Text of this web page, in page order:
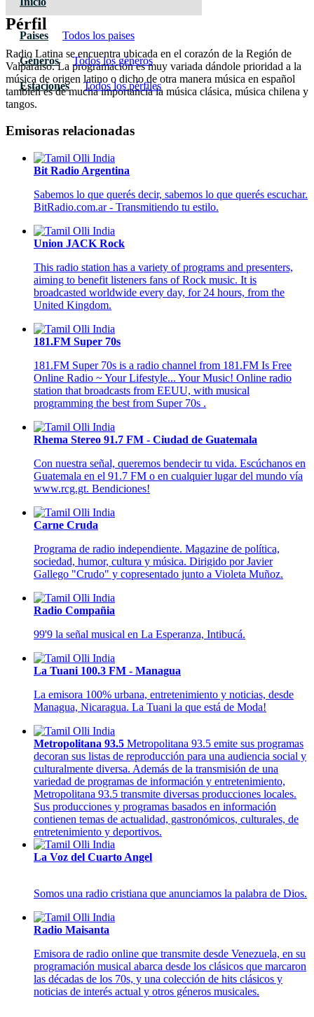
Paises Todos los paises
Géneros Todos los géneros
Estaciones Todos los pérfiles
Pérfil
Radio Latina se encuentra ubicada en el corazón de la Región de
Valparaíso. La programación es muy variada dándole prioridad a la
música de origen latino o dicho de otra manera música en español
también es de mucha importancia la música clásica, música chilena y
tangos.
Emisoras relacionadas
Bit Radio Argentina
Sabemos lo que querés decir, sabemos lo que querés escuchar.
BitRadio.com.ar - Transmitiendo tu estilo.
Union JACK Rock
This radio station has a variety of programs and presenters,
aiming to benefit listeners fans of Rock music. It is
broadcasted worldwide every day, for 24 hours, from the
United Kingdom.
181.FM Super 70s
181.FM Super 70s is a radio channel from 181.FM Is Free
Online Radio ~ Your Lifestyle... Your Music! Online radio
station that broadcasts from EEUU, with musical
programming the best from Super 70s .
Rhema Stereo 91.7 FM - Ciudad de Guatemala
Con nuestra señal, queremos bendecir tu vida. Escúchanos en
Guatemala en el 91.7 FM o en cualquier lugar del mundo vía
www.rcg.gt. Bendiciones!
Carne Cruda
Programa de radio independiente. Magazine de política,
sociedad, humor, cultura y música. Dirigido por Javier
Gallego "Crudo" y copresentado junto a Violeta Muñoz.
Radio Compañia
99'9 la señal musical en La Esperanza, Intibucá.
La Tuani 100.3 FM - Managua
La emisora 100% urbana, entretenimiento y noticias, desde
Managua, Nicaragua. La Tuani la que está de Moda!
Metropolitana 93.5 Metropolitana 93.5 emite sus programas
decoran sus listas de reproducción para una audiencia social y
culturalmente diversa. Además de la transmisión de una
variedad de programas de información y entretenimiento,
Metropolitana 93.5 transmite diversas producciones locales.
Sus producciones y programas basados en información
contienen temas de actualidad, gastronómicos, culturales, de
entretenimiento y deportivos.
La Voz del Cuarto Angel
Somos una radio cristiana que anunciamos la palabra de Dios.
Radio Maisanta
Emisora de radio online que transmite desde Venezuela, en su
programación musical abarca desde los clásicos que marcaron
las décadas de los 70s, y una colección de hits clásicos y
noticias de interés actual y otros géneros musicales.